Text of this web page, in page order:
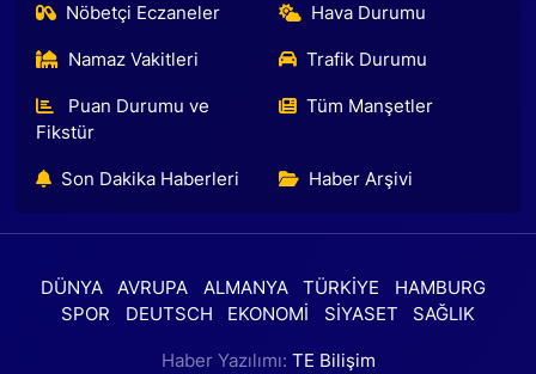
Nöbetçi Eczaneler Hava Durumu
Namaz Vakitleri Trafik Durumu
Puan Durumu ve
Fikstür
Tüm Manşetler
Son Dakika Haberleri Haber Arşivi
DÜNYA AVRUPA ALMANYA TÜRKİYE
HAMBURG
SPOR
DEUTSCH EKONOMİ SİYASET SAĞLIK
Haber Yazılımı: TE Bilişim